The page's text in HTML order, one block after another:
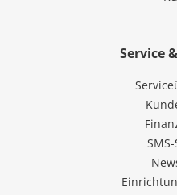
Service